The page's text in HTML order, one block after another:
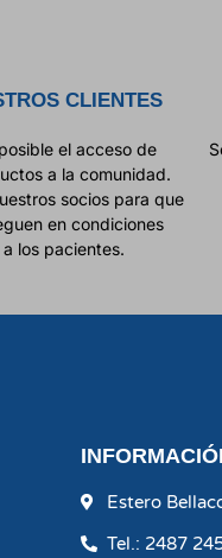
CLIENTES
el acceso de
a la comunidad.
socios para que
en condiciones
los pacientes.
Estero
Tel.: 2487